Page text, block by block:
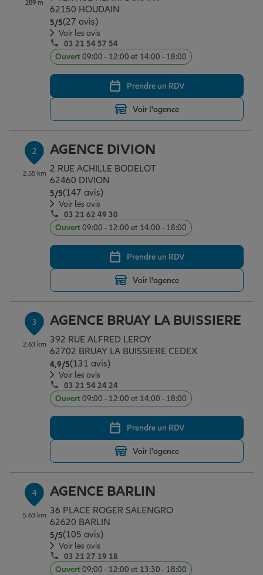
Assurance emprunteur
Prévoyance et dépendance
Assurance animal de compagnie
Protection de la famille
Protection juridique
Épargne & retraite
Plan épargne retraite
Assurance vie
Placements financiers
Investissements immobiliers
Transmission
Vos projets
Partir en vacances
Déménager
Changer de voiture
Départ à la retraite
Conseil assurance
Outre-mer
Assurance auto
Assurance habitation
Garantie des accidents de la vie
Assurance scolaire
Protection juridique
Tous nos devis d'assurance
Professionnels
Allianz en France
289 m
62150 HOUDAIN
5/5Note de 5 sur 5
(27 avis)
Voir les avis
03 21 54 57 54
Ouvert09:00 - 12:00 et 14:00 - 18:00
Prendre un RDV
Voir l'agence
2
2.55 km
AGENCE DIVION
2 RUE ACHILLE BODELOT
62460 DIVION
5/5Note de 5 sur 5
(147 avis)
Voir les avis
03 21 62 49 30
Ouvert09:00 - 12:00 et 14:00 - 18:00
Prendre un RDV
Voir l'agence
3
2.63 km
AGENCE BRUAY LA BUISSIERE
392 RUE ALFRED LEROY
62702 BRUAY LA BUISSIERE CEDEX
4,9/5Note de 4.9 sur 5
(131 avis)
Voir les avis
03 21 54 24 24
Ouvert09:00 - 12:00 et 14:00 - 18:00
Prendre un RDV
Voir l'agence
4
5.63 km
AGENCE BARLIN
36 PLACE ROGER SALENGRO
62620 BARLIN
5/5Note de 5 sur 5
(105 avis)
Voir les avis
03 21 27 19 18
Ouvert09:00 - 12:00 et 13:30 - 18:00